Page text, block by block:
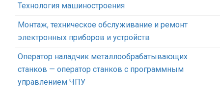
Технология машиностроения
Монтаж, техническое обслуживание и ремонт
электронных приборов и устройств
Оператор наладчик металлообрабатывающих
станков — оператор станков с программным
управлением ЧПУ